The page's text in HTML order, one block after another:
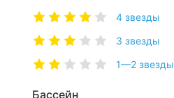
4 звезды
3 звезды
1—2 звезды
Бассейн